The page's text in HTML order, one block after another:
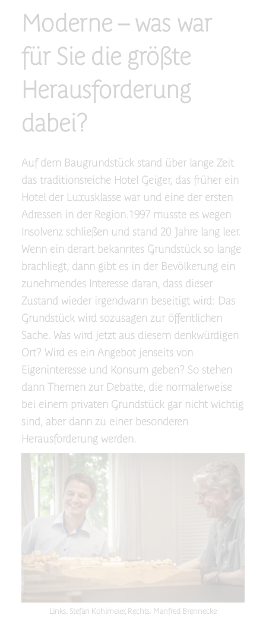
Moderne – was war
für Sie die größte
Herausforderung
dabei?
Auf dem Baugrundstück stand über lange Zeit
das traditionsreiche Hotel Geiger, das früher ein
Hotel der Luxusklasse war und eine der ersten
Adressen in der Region.1997 musste es wegen
Insolvenz schließen und stand 20 Jahre lang leer.
Wenn ein derart bekanntes Grundstück so lange
brachliegt, dann gibt es in der Bevölkerung ein
zunehmendes Interesse daran, dass dieser
Zustand wieder irgendwann beseitigt wird: Das
Grundstück wird sozusagen zur öffentlichen
Sache. Was wird jetzt aus diesem denkwürdigen
Ort? Wird es ein Angebot jenseits von
Eigeninteresse und Konsum geben? So stehen
dann Themen zur Debatte, die normalerweise
bei einem privaten Grundstück gar nicht wichtig
sind, aber dann zu einer besonderen
Herausforderung werden.
Links: Stefan Kohlmeier, Rechts: Manfred Brennecke